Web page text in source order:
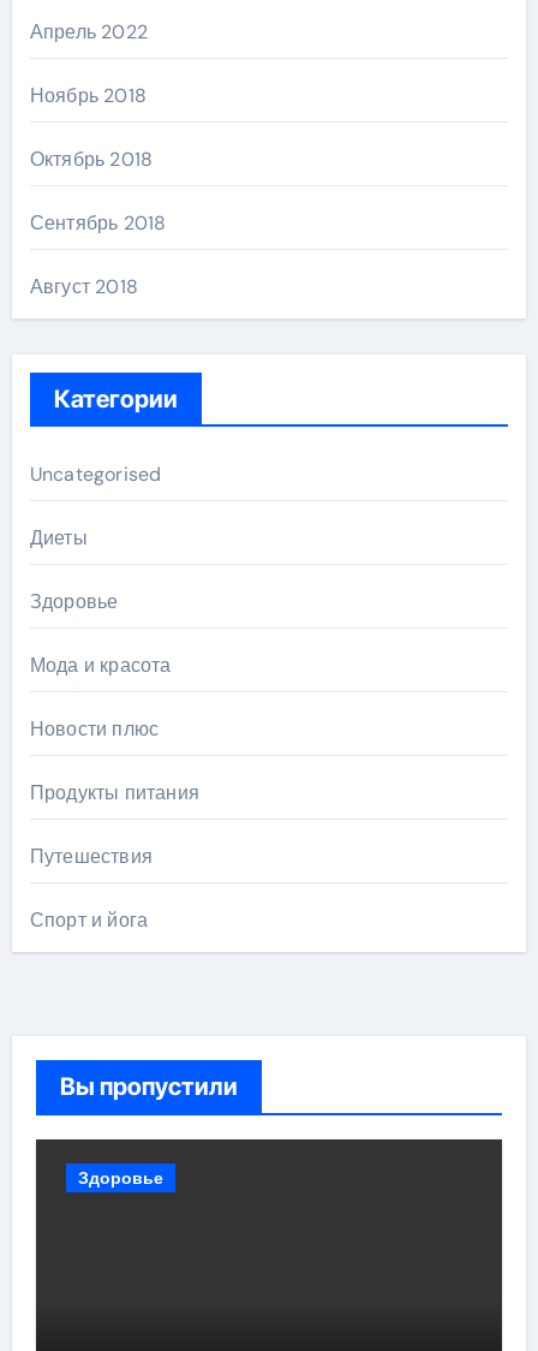
Апрель 2022
Ноябрь 2018
Октябрь 2018
Сентябрь 2018
Август 2018
Категории
Uncategorised
Диеты
Здоровье
Мода и красота
Новости плюс
Продукты питания
Путешествия
Спорт и йога
Вы пропустили
Здоровье